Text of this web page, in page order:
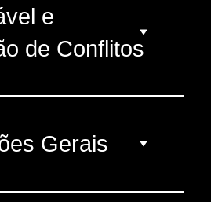
e
de Conflitos
Gerais